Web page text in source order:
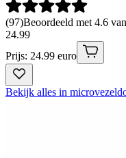
(97)Beoordeeld met 4.6
24.99
Prijs: 24.99 euro
Bekijk alles in